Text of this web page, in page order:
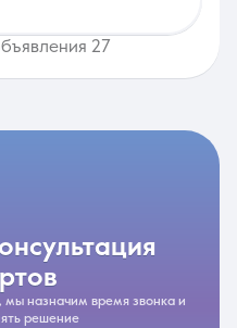
27
мы назначим время звонка и
решение